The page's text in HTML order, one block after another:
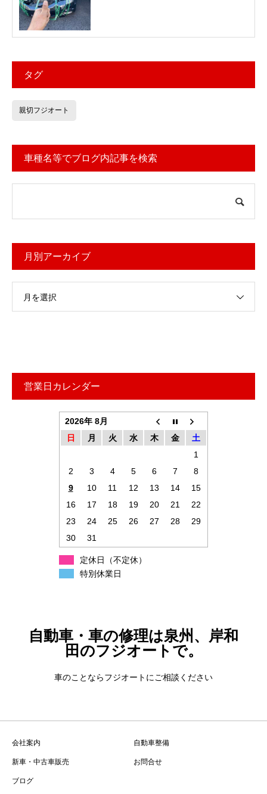
タグ
親切フジオート
車種名等でブログ内記事を検索
月別アーカイブ
月を選択
営業日カレンダー
2026年 8月
日
月 火 水 木 金
土
1
2
3 4 5 6 7
8
9
10 11 12 13 14
15
16
17 18 19 20 21
22
23
24 25 26 27 28
29
30
31
定休日（不定休）
特別休業日
自動車・車の修理は泉州、岸和
田のフジオートで。
車のことならフジオートにご相談ください
会社案内 自動車整備
新車・中古車販売 お問合せ
ブログ